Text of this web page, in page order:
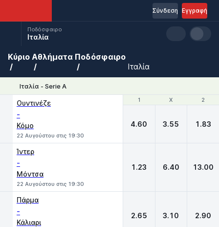
Εγγραφή
Σύνδεση
Ποδόσφαιρο
Ιταλία
Κύριο Αθλήματα Ποδόσφαιρο
Ιταλία
Ιταλία - Serie A
1 X 2
Ουντινέζε
-
Κόμο
22 Αυγούστου στις 19:30
1 X 2
4.60 3.55 1.83
Ίντερ
-
Μόντσα
22 Αυγούστου στις 19:30
1.23 6.40 13.00
Πάρμα
-
Κάλιαρι
2.65 3.10 2.90